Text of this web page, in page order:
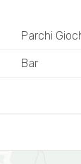
Parchi
Bar